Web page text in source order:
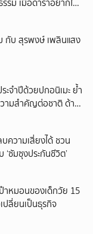
รม เมื่อดาราอยากให้มี
กับ สุรพงษ์ เพลินแสง
จำปีด้วยปกอนิเมะ ย้ำ
วามสำคัญต่อชาติ ด้าน
ศาสตร์
บความเสี่ยงได้ ชวน
ซัมซุงประกันชีวิต’
ป๋าหมอนของเด็กวัย 15
ปลี่ยนเป็นธุรกิจ